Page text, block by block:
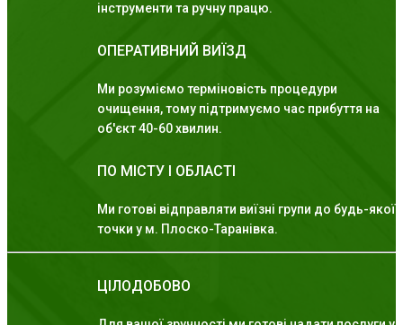
інструменти та ручну працю.
ОПЕРАТИВНИЙ ВИЇЗД
Ми розуміємо терміновість процедури
очищення, тому підтримуємо час прибуття на
об'єкт 40-60 хвилин.
ПО МІСТУ І ОБЛАСТІ
Ми готові відправляти виїзні групи до будь-якої
точки у м. Плоско-Таранівка.
ЦІЛОДОБОВО